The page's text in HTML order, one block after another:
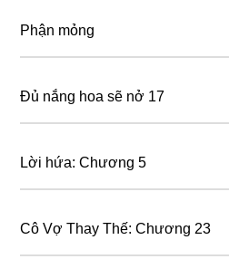
Phận mỏng
Đủ nắng hoa sẽ nở 17
Lời hứa: Chương 5
Cô Vợ Thay Thế: Chương 23